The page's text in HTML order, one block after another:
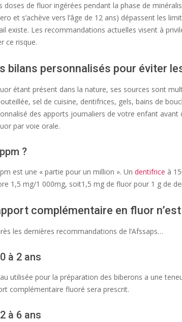
doses de fluor ingérées pendant la phase de
et s’achève vers l’âge de 12 ans) dépassent les
existe. Les recommandations actuelles visent à
ce risque.
bilans personnalisés pour éviter
étant présent dans la nature, ses sources sont
sel de cuisine, dentifrices, gels, bains de
des apports journaliers de votre enfant
par voie orale.
?
est une « partie pour un million ». Un dentifrice à
1,5 mg/1 000mg, soit1,5 mg de fluor pour 1 g de
complémentaire en fluor
les dernières recommandations de l’Afssaps…
à 2 ans
utilisée pour la préparation des biberons a une
complémentaire fluoré sera prescrit.
à 6 ans